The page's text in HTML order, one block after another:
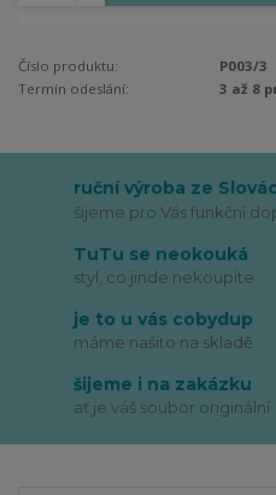
Číslo produktu:
P003/3
Termín odeslání:
3 až 8
ruční výroba ze
šijeme pro Vás funkční
TuTu se neokouká
styl, co jinde nekoupíte
je to u vás cobydup
máme našito na skladě
šijeme i na zakázku
ať je váš soubor originální